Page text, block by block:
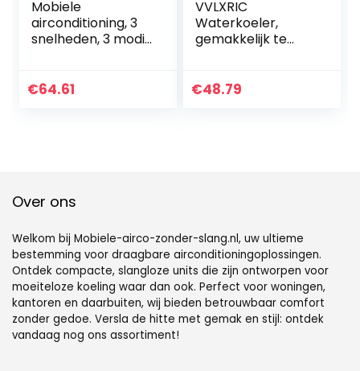
Mobiele
airconditioning, 3
snelheden, 3 modi,
uur, 120 graden
€64.61
VVLXRIC
Waterkoeler,
gemakkelijk te
snelheden,
€48.79
Over ons
Welkom bij Mobiele-airco-zonder-slang.nl, uw ultieme
bestemming voor draagbare airconditioningoplossingen.
Ontdek compacte, slangloze units die zijn ontworpen voor
moeiteloze koeling waar dan ook. Perfect voor woningen,
kantoren en daarbuiten, wij bieden betrouwbaar comfort
zonder gedoe. Versla de hitte met gemak en stijl: ontdek
vandaag nog ons assortiment!